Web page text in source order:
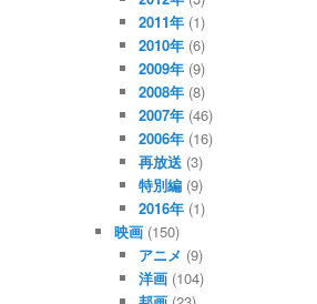
2011年 (1)
2010年 (6)
2009年 (9)
2008年 (8)
2007年 (46)
2006年 (16)
再放送 (3)
特別編 (9)
2016年 (1)
映画(150)
アニメ (9)
洋画 (104)